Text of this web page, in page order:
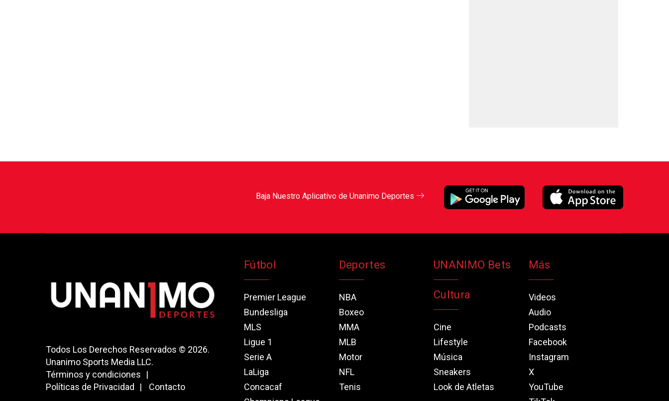
Baja Nuestro Aplicativo de Unanimo Deportes
Todos Los Derechos Reservados © 2026.
Unanimo Sports Media LLC.
Términos y condiciones
Políticas de Privacidad
Contacto
Fútbol
Premier League
Bundesliga
MLS
Ligue 1
Serie A
LaLiga
Concacaf
Deportes
NBA
Boxeo
MMA
MLB
Motor
NFL
Tenis
UNANIMO Bets
Cultura
Cine
Lifestyle
Música
Sneakers
Look de Atletas
Más
Videos
Audio
Podcasts
Facebook
Instagram
X
YouTube